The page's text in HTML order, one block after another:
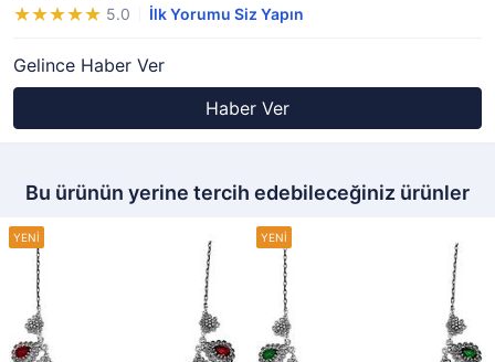
5.0 İlk Yorumu Siz Yapın
Gelince Haber Ver
Haber Ver
Bu ürünün yerine tercih edebileceğiniz ürünler